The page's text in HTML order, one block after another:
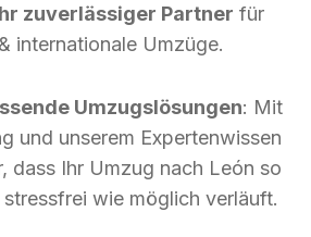
zuverlässiger Partner für
internationale Umzüge.
Umzugslösungen: Mit
und unserem Expertenwissen
dass Ihr Umzug nach León so
wie möglich verläuft.